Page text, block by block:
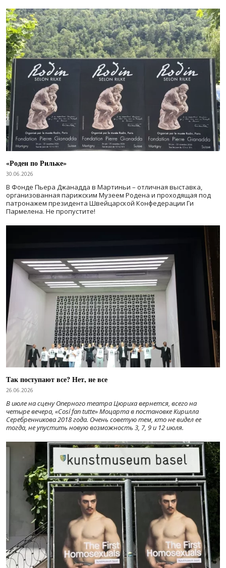
«Роден по Рильке»
30.06.2026
В Фонде Пьера Джанадда в Мартиньи – отличная выставка,
организованная парижским Музеем Родена и проходящая под
патронажем президента Швейцарской Конфедерации Ги
Пармелена. Не пропустите!
Так поступают все? Нет, не все
26.06.2026
В июле на сцену Оперного театра Цюриха вернется, всего на
четыре вечера, «Cosí fan tutte» Моцарта в постановке Кирилла
Серебренникова 2018 года. Очень советую тем, кто не видел ее
тогда, не упустить новую возможность 3, 7, 9 и 12 июля.